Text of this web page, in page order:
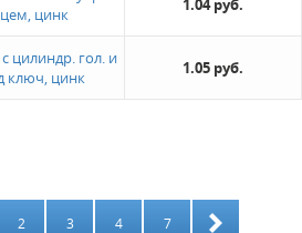
цинк
1.04 руб.
цилиндр. гол. и
ключ, цинк
1.05 руб.
2 3 4 7